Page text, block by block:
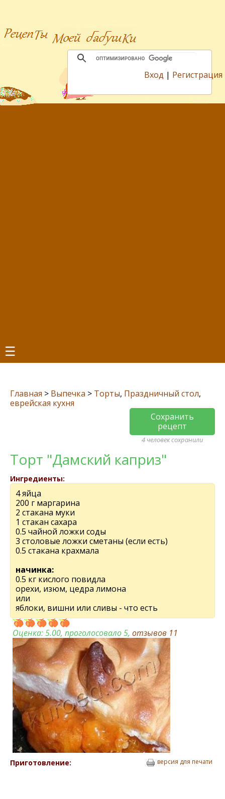
Вход | Регистрация
☰
Главная > Выпечка > Торты, Праздничный стол,
еврейская кухня
Сохранить
рецепт
4 человек сохранили
Торт "Дамский каприз"
Ингредиенты:
4 яйца
200 г маргарина
2 стакана муки
1 стакан сахара
0.5 чайной ложки соды
3 столовые ложки сметаны (если есть)
0.5 стакана крахмала
начинка:
0.5 кг кислого повидла
орехи, изюм, цедра лимона
или
яблоки, вишни или сливы - что есть
Оценка:5.00, проголосовало 5, отзывов 11
Приготовление: версия для печати